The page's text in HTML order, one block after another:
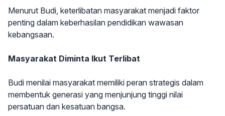
Menurut Budi, keterlibatan masyarakat menjadi faktor
penting dalam keberhasilan pendidikan wawasan
kebangsaan.
Masyarakat Diminta Ikut Terlibat
Budi menilai masyarakat memiliki peran strategis dalam
membentuk generasi yang menjunjung tinggi nilai
persatuan dan kesatuan bangsa.